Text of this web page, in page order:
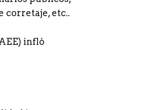
corretaje, etc..
infló